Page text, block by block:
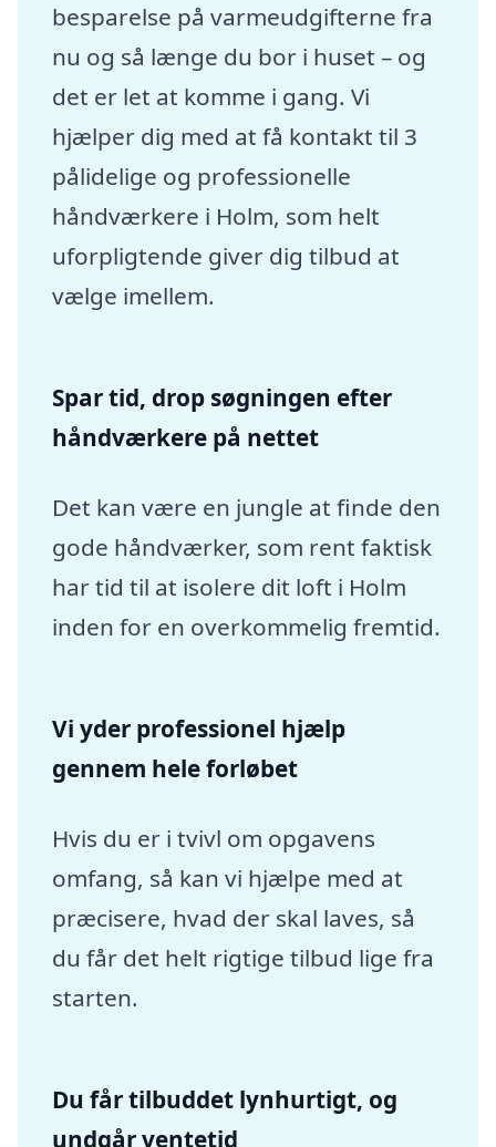
besparelse på varmeudgifterne fra
nu og så længe du bor i huset – og
det er let at komme i gang. Vi
hjælper dig med at få kontakt til 3
pålidelige og professionelle
håndværkere i Holm, som helt
uforpligtende giver dig tilbud at
vælge imellem.
Spar tid, drop søgningen efter
håndværkere på nettet
Det kan være en jungle at finde den
gode håndværker, som rent faktisk
har tid til at isolere dit loft i Holm
inden for en overkommelig fremtid.
Vi yder professionel hjælp
gennem hele forløbet
Hvis du er i tvivl om opgavens
omfang, så kan vi hjælpe med at
præcisere, hvad der skal laves, så
du får det helt rigtige tilbud lige fra
starten.
Du får tilbuddet lynhurtigt, og
undgår ventetid